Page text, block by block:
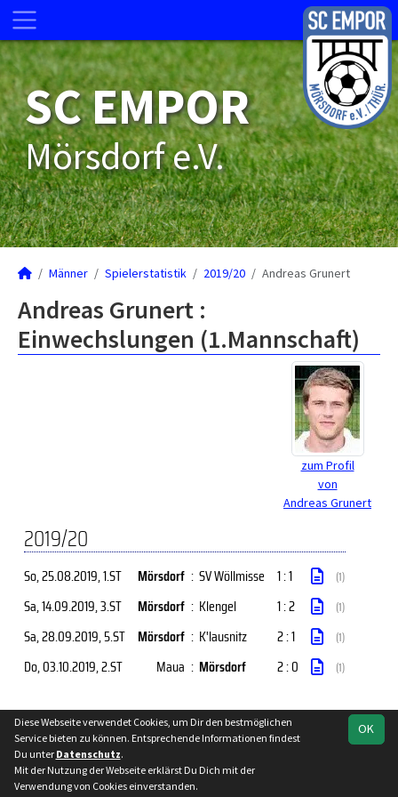
SC EMPOR
Mörsdorf e.V.
Männer Spielerstatistik 2019/20 Andreas Grunert
Andreas Grunert :
Einwechslungen (1.Mannschaft)
zum Profil
von
Andreas Grunert
2019/20
So, 25.08.2019, 1.ST Mörsdorf : SV Wöllmisse 1 : 1 (1)
Sa, 14.09.2019, 3.ST Mörsdorf : Klengel 1 : 2 (1)
Sa, 28.09.2019, 5.ST Mörsdorf : K'lausnitz 2 : 1 (1)
Do, 03.10.2019, 2.ST Maua : Mörsdorf 2 : 0 (1)
soccero.de
Besucherstatistik Kontakt Impressum
OK
Diese Webseite verwendet Cookies, um Dir den bestmöglichen
Service bieten zu können. Entsprechende Informationen findest
Du unter Datenschutz.
Mit der Nutzung der Webseite erklärst Du Dich mit der
Verwendung von Cookies einverstanden.